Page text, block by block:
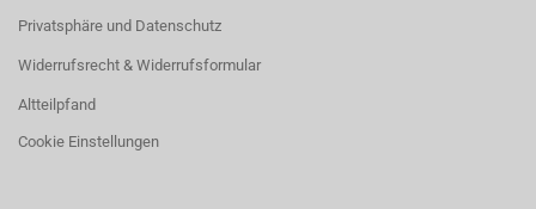
Privatsphäre und Datenschutz
Widerrufsrecht & Widerrufsformular
Altteilpfand
Cookie Einstellungen